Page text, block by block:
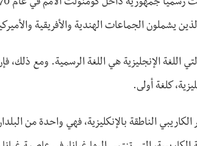
يشملون الجماعات الهندية والأفريقية
اللغة الإنجليزية هي اللغة الرسمية. ومع ذلك،
كلغة أولى.
الناطقة بالإنكليزية، فهي واحدة من